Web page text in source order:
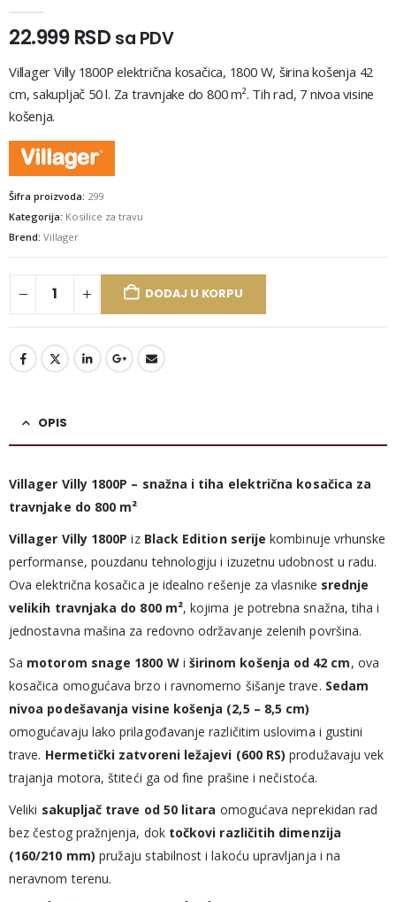
22.999RSD sa PDV
Villager Villy 1800P električna kosačica, 1800 W, širina košenja 42
cm, sakupljač 50 l. Za travnjake do 800 m². Tih rad, 7 nivoa visine
košenja.
Šifra proizvoda: 299
Kategorija: Kosilice za travu
Brend: Villager
DODAJ U KORPU
OPIS
Villager Villy 1800P – snažna i tiha električna kosačica za
travnjake do 800 m²
Villager Villy 1800P iz Black Edition serije kombinuje vrhunske
performanse, pouzdanu tehnologiju i izuzetnu udobnost u radu.
Ova električna kosačica je idealno rešenje za vlasnike srednje
velikih travnjaka do 800 m², kojima je potrebna snažna, tiha i
jednostavna mašina za redovno održavanje zelenih površina.
Sa motorom snage 1800 Wi širinom košenja od 42 cm, ova
kosačica omogućava brzo i ravnomerno šišanje trave. Sedam
nivoa podešavanja visine košenja (2,5 – 8,5 cm)
omogućavaju lako prilagođavanje različitim uslovima i gustini
trave. Hermetički zatvoreni ležajevi (600 RS) produžavaju vek
trajanja motora, štiteći ga od fine prašine i nečistoća.
Veliki sakupljač trave od 50 litara omogućava neprekidan rad
bez čestog pražnjenja, dok točkovi različitih dimenzija
(160/210 mm) pružaju stabilnost i lakoću upravljanja i na
neravnom terenu.